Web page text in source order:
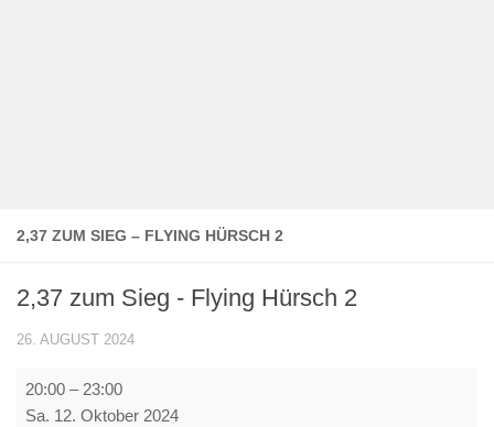
2,37 ZUM SIEG – FLYING HÜRSCH 2
2,37 zum Sieg - Flying Hürsch 2
26. AUGUST 2024
2,37
zum
20:00 – 23:00
Sa. 12. Oktober 2024